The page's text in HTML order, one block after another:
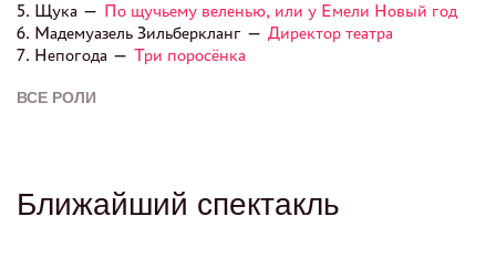
5. Щука — По щучьему веленью, или у Емели Новый год
6. Мадемуазель Зильберкланг — Директор театра
7. Непогода — Три поросёнка
ВСЕ РОЛИ
Ближайший спектакль